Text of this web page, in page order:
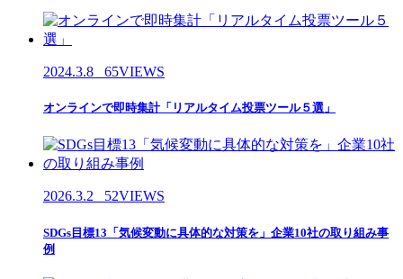
2024.3.8 65VIEWS
オンラインで即時集計「リアルタイム投票ツール５選」
2026.3.2 52VIEWS
SDGs目標13「気候変動に具体的な対策を」企業10社の取り組み事
例